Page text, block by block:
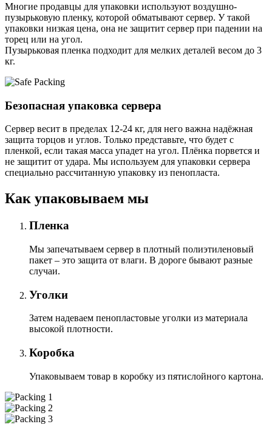
Многие продавцы для упаковки используют воздушно-
пузырьковую пленку, которой обматывают сервер. У такой
упаковки низкая цена, она не защитит сервер при падении на
торец или на угол.
Пузырьковая пленка подходит для мелких деталей весом до 3
кг.
Безопасная упаковка сервера
Сервер весит в пределах 12-24 кг, для него важна надёжная
защита торцов и углов. Только представьте, что будет с
пленкой, если такая масса упадет на угол. Плёнка порвется и
не защитит от удара. Мы используем для упаковки сервера
специально расcчитанную упаковку из пенопласта.
Как упаковываем мы
Пленка
Мы запечатываем сервер в плотный полиэтиленовый
пакет – это защита от влаги. В дороге бывают разные
случаи.
Уголки
Затем надеваем пенопластовые уголки из материала
высокой плотности.
Коробка
Упаковываем товар в коробку из пятислойного картона.